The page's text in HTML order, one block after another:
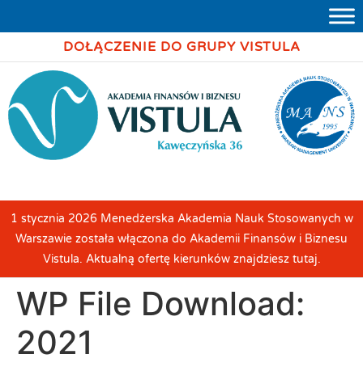
DOŁĄCZENIE DO GRUPY VISTULA
1 stycznia 2026 Menedżerska Akademia Nauk Stosowanych w
Warszawie została włączona do Akademii Finansów i Biznesu
Vistula. Aktualną ofertę kierunków znajdziesz tutaj.
WP File Download:
2021